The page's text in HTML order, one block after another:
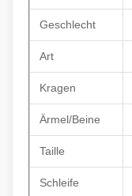
Geschlecht
Art
Kragen
Ärmel/Beine
Taille
Schleife